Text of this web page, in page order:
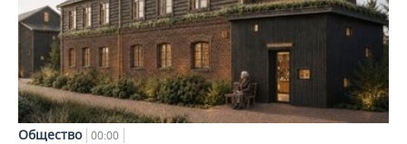
Общество 00:00